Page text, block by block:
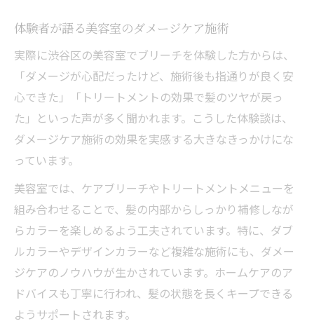
体験者が語る美容室のダメージケア施術
実際に渋谷区の美容室でブリーチを体験した方からは、
「ダメージが心配だったけど、施術後も指通りが良く安
心できた」「トリートメントの効果で髪のツヤが戻っ
た」といった声が多く聞かれます。こうした体験談は、
ダメージケア施術の効果を実感する大きなきっかけにな
っています。
美容室では、ケアブリーチやトリートメントメニューを
組み合わせることで、髪の内部からしっかり補修しなが
らカラーを楽しめるよう工夫されています。特に、ダブ
ルカラーやデザインカラーなど複雑な施術にも、ダメー
ジケアのノウハウが生かされています。ホームケアのア
ドバイスも丁寧に行われ、髪の状態を長くキープできる
ようサポートされます。